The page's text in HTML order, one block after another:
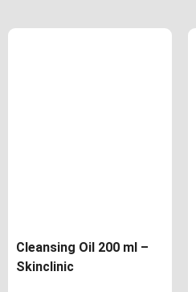
Cleansing Oil 200 ml –
Skinclinic